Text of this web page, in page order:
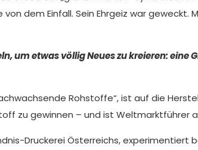
von dem Einfall. Sein Ehrgeiz war
um etwas völlig Neues zu kreieren: eine
Rohstoffe“, ist auf die
zu gewinnen – und ist Weltmarktführer
Druckerei Österreichs,